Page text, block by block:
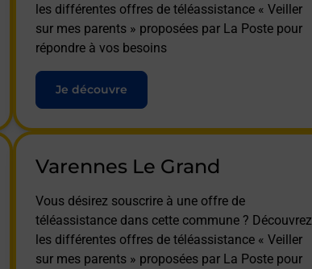
les différentes offres de téléassistance « Veiller
sur mes parents » proposées par La Poste pour
répondre à vos besoins
Je découvre
Varennes Le Grand
Vous désirez souscrire à une offre de
téléassistance dans cette commune ? Découvrez
les différentes offres de téléassistance « Veiller
sur mes parents » proposées par La Poste pour